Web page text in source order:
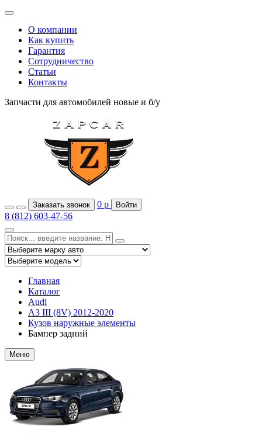
О компании
Как купить
Гарантия
Сотрудничество
Статьи
Контакты
Запчасти для автомобилей новые и б/у
Заказать звонок 0 р Войти
8 (812) 603-47-56
Главная
Каталог
Audi
A3 III (8V) 2012-2020
Кузов наружные элементы
Бампер задний
Меню